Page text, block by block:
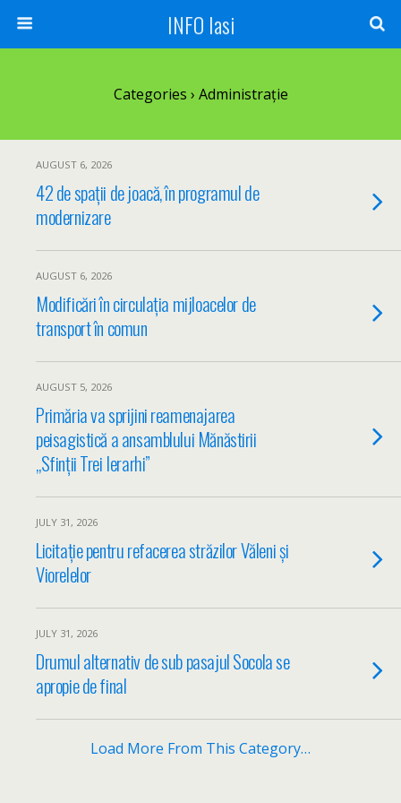
INFO Iasi
Categories › Administrație
AUGUST 6, 2026
42 de spații de joacă, în programul de
modernizare
AUGUST 6, 2026
Modificări în circulația mijloacelor de
transport în comun
AUGUST 5, 2026
Primăria va sprijini reamenajarea
peisagistică a ansamblului Mănăstirii
„Sfinții Trei Ierarhi”
JULY 31, 2026
Licitație pentru refacerea străzilor Văleni și
Viorelelor
JULY 31, 2026
Drumul alternativ de sub pasajul Socola se
apropie de final
Load More From This Category…